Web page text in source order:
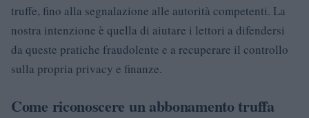
truffe, fino alla segnalazione alle autorità competenti. La
nostra intenzione è quella di aiutare i lettori a difendersi
da queste pratiche fraudolente e a recuperare il controllo
sulla propria privacy e finanze.
Come riconoscere un abbonamento truffa